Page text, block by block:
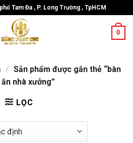
Tam Đa , P. Long Trường , TpHCM
0
/ Sản phẩm được gắn thẻ “bàn
nhà xưởng”
LỌC